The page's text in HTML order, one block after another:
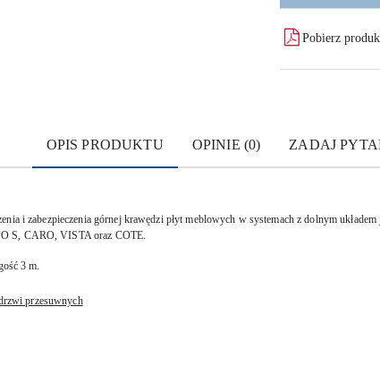
Pobierz
OPIS PRODUKTU OPINIE (0) ZADAJ
i zabezpieczenia górnej krawędzi płyt meblowych w systemach z dolnym
S, CARO, VISTA oraz COTE.
3 m.
przesuwnych